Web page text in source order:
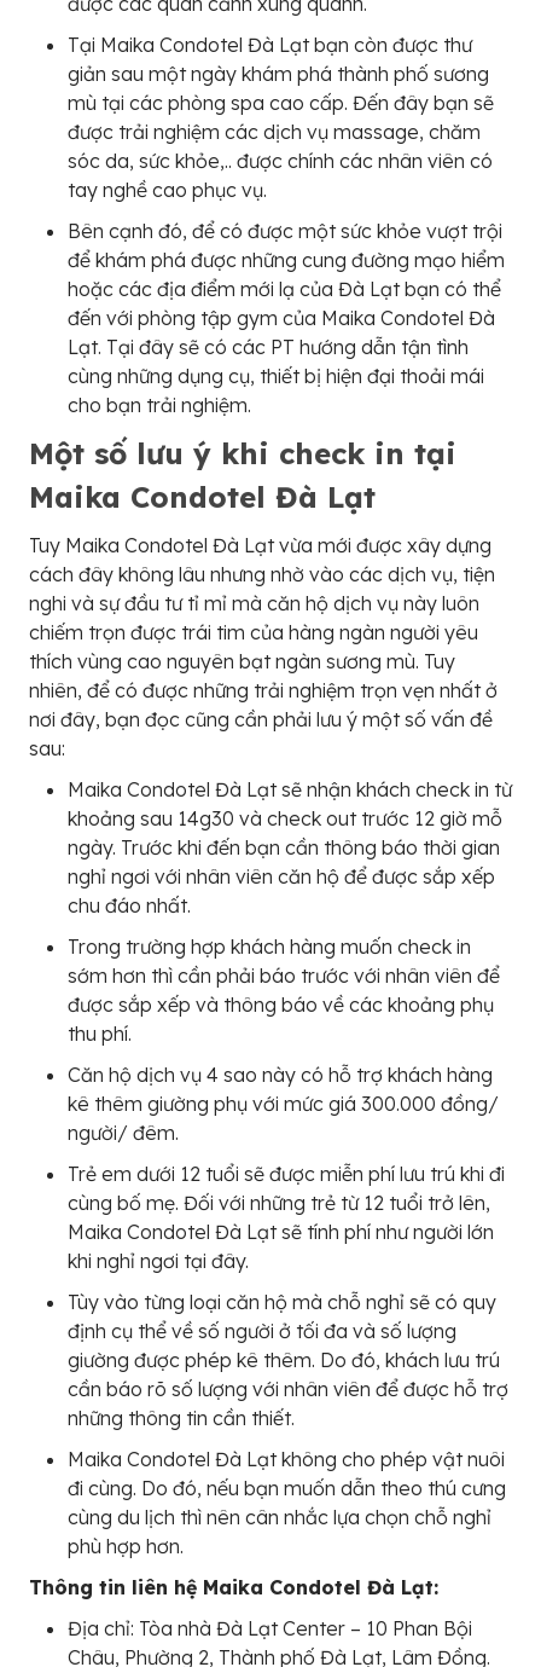
Tại Maika Condotel Đà Lạt bạn còn được thư
giản sau một ngày khám phá thành phố sương
mù tại các phòng spa cao cấp. Đến đây bạn sẽ
được trải nghiệm các dịch vụ massage, chăm
sóc da, sức khỏe,.. được chính các nhân viên có
tay nghề cao phục vụ.
Bên cạnh đó, để có được một sức khỏe vượt trội
để khám phá được những cung đường mạo hiểm
hoặc các địa điểm mới lạ của Đà Lạt bạn có thể
đến với phòng tập gym của Maika Condotel Đà
Lạt. Tại đây sẽ có các PT hướng dẫn tận tình
cùng những dụng cụ, thiết bị hiện đại thoải mái
cho bạn trải nghiệm.
Một số lưu ý khi check in tại
Maika Condotel Đà Lạt
Tuy Maika Condotel Đà Lạt vừa mới được xây dựng
cách đây không lâu nhưng nhờ vào các dịch vụ, tiện
nghi và sự đầu tư tỉ mỉ mà căn hộ dịch vụ này luôn
chiếm trọn được trái tim của hàng ngàn người yêu
thích vùng cao nguyên bạt ngàn sương mù. Tuy
nhiên, để có được những trải nghiệm trọn vẹn nhất ở
nơi đây, bạn đọc cũng cần phải lưu ý một số vấn đề
sau:
Maika Condotel Đà Lạt sẽ nhận khách check in từ
khoảng sau 14g30 và check out trước 12 giờ mỗ
ngày. Trước khi đến bạn cần thông báo thời gian
nghỉ ngơi với nhân viên căn hộ để được sắp xếp
chu đáo nhất.
Trong trường hợp khách hàng muốn check in
sớm hơn thì cần phải báo trước với nhân viên để
được sắp xếp và thông báo về các khoảng phụ
thu phí.
Căn hộ dịch vụ 4 sao này có hỗ trợ khách hàng
kê thêm giường phụ với mức giá 300.000 đồng/
người/ đêm.
Trẻ em dưới 12 tuổi sẽ được miễn phí lưu trú khi đi
cùng bố mẹ. Đối với những trẻ từ 12 tuổi trở lên,
Maika Condotel Đà Lạt sẽ tính phí như người lớn
khi nghỉ ngơi tại đây.
Tùy vào từng loại căn hộ mà chỗ nghỉ sẽ có quy
định cụ thể về số người ở tối đa và số lượng
giường được phép kê thêm. Do đó, khách lưu trú
cần báo rõ số lượng với nhân viên để được hỗ trợ
những thông tin cần thiết.
Maika Condotel Đà Lạt không cho phép vật nuôi
đi cùng. Do đó, nếu bạn muốn dẫn theo thú cưng
cùng du lịch thì nên cân nhắc lựa chọn chỗ nghỉ
phù hợp hơn.
Thông tin liên hệ Maika Condotel Đà Lạt:
Địa chỉ: Tòa nhà Đà Lạt Center – 10 Phan Bội
Châu, Phường 2, Thành phố Đà Lạt, Lâm Đồng.